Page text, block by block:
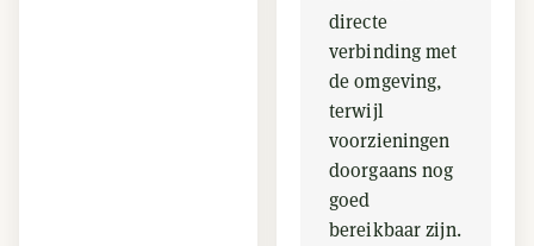
directe
verbinding met
de omgeving,
terwijl
voorzieningen
doorgaans nog
goed
bereikbaar zijn.